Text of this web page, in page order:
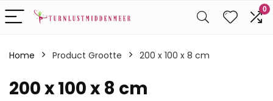
0
Home Product Grootte ‎200 x 100 x 8 cm
‎200 x 100 x 8 cm